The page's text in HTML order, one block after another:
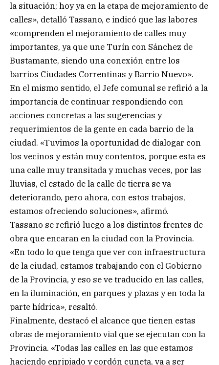
la situación; hoy ya en la etapa de mejoramiento de
calles», detalló Tassano, e indicó que las labores
«comprenden el mejoramiento de calles muy
importantes, ya que une Turín con Sánchez de
Bustamante, siendo una conexión entre los
barrios Ciudades Correntinas y Barrio Nuevo».
En el mismo sentido, el Jefe comunal se refirió a la
importancia de continuar respondiendo con
acciones concretas a las sugerencias y
requerimientos de la gente en cada barrio de la
ciudad. «Tuvimos la oportunidad de dialogar con
los vecinos y están muy contentos, porque esta es
una calle muy transitada y muchas veces, por las
lluvias, el estado de la calle de tierra se va
deteriorando, pero ahora, con estos trabajos,
estamos ofreciendo soluciones», afirmó.
Tassano se refirió luego a los distintos frentes de
obra que encaran en la ciudad con la Provincia.
«En todo lo que tenga que ver con infraestructura
de la ciudad, estamos trabajando con el Gobierno
de la Provincia, y eso se ve traducido en las calles,
en la iluminación, en parques y plazas y en toda la
parte hídrica», resaltó.
Finalmente, destacó el alcance que tienen estas
obras de mejoramiento vial que se ejecutan con la
Provincia. «Todas las calles en las que estamos
haciendo enripiado y cordón cuneta, va a ser